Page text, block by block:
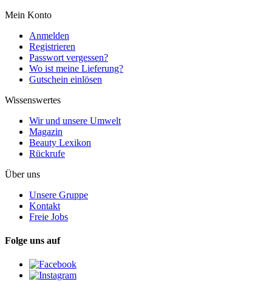
Mein Konto
Anmelden
Registrieren
Passwort vergessen?
Wo ist meine Lieferung?
Gutschein einlösen
Wissenswertes
Wir und unsere Umwelt
Magazin
Beauty Lexikon
Rückrufe
Über uns
Unsere Gruppe
Kontakt
Freie Jobs
Folge uns auf